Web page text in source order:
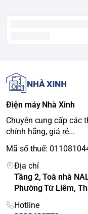
Chất liệu bên
ngoài
Kim loại
Kích thước
Cao
Trọng lượng 50 kg
Điện năng
tiêu thụ
Khoảng
nhà sản
Xuất sang Trang tính
Điểm nổi
Điện máy Nhà Xinh
Chuyên cung cấp các
chính hãng, giá rẻ...
Mã số thuế:
Địa chỉ
Tầng 2, Toà nhà
Phường Từ Liêm,
Hotline